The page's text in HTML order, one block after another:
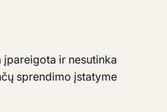
įpareigota ir nesutinka
sprendimo įstatyme